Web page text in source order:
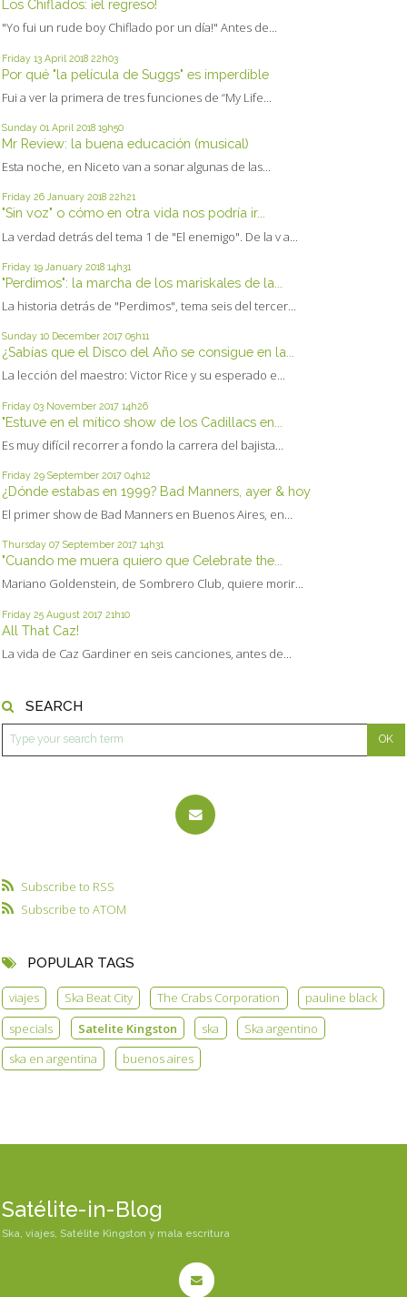
Los Chiflados: ¡el regreso!
"Yo fui un rude boy Chiflado por un día!" Antes de...
Friday 13 April 2018 22h03
Por qué "la película de Suggs" es imperdible
Fui a ver la primera de tres funciones de “My Life...
Sunday 01 April 2018 19h50
Mr Review: la buena educación (musical)
Esta noche, en Niceto van a sonar algunas de las...
Friday 26 January 2018 22h21
"Sin voz" o cómo en otra vida nos podría ir...
La verdad detrás del tema 1 de "El enemigo". De la v a...
Friday 19 January 2018 14h31
"Perdimos": la marcha de los mariskales de la...
La historia detrás de "Perdimos", tema seis del tercer...
Sunday 10 December 2017 05h11
¿Sabías que el Disco del Año se consigue en la...
La lección del maestro: Victor Rice y su esperado e...
Friday 03 November 2017 14h26
"Estuve en el mítico show de los Cadillacs en...
Es muy difícil recorrer a fondo la carrera del bajista...
Friday 29 September 2017 04h12
¿Dónde estabas en 1999? Bad Manners, ayer & hoy
El primer show de Bad Manners en Buenos Aires, en...
Thursday 07 September 2017 14h31
"Cuando me muera quiero que Celebrate the...
Mariano Goldenstein, de Sombrero Club, quiere morir...
Friday 25 August 2017 21h10
All That Caz!
La vida de Caz Gardiner en seis canciones, antes de...
SEARCH
Subscribe to RSS
Subscribe to ATOM
POPULAR TAGS
viajes Ska Beat City The Crabs Corporation
pauline black
specials
Satelite Kingston ska
Ska argentino
ska en argentina
buenos aires
Satélite-in-Blog
Ska, viajes, Satélite Kingston y mala escritura